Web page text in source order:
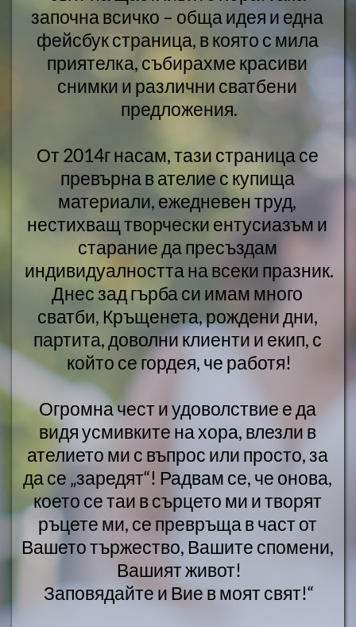
започна всичко – обща идея и една
фейсбук страница, в която с мила
приятелка, събирахме красиви
снимки и различни сватбени
предложения.
От 2014г насам, тази страница се
превърна в ателие с купища
материали, ежедневен труд,
нестихващ творчески ентусиазъм и
старание да пресъздам
индивидуалността на всеки празник.
Днес зад гърба си имам много
сватби, Кръщенета, рождени дни,
партита, доволни клиенти и екип, с
който се гордея, че работя!
Огромна чест и удоволствие е да
видя усмивките на хора, влезли в
ателието ми с въпрос или просто, за
да се „заредят“! Радвам се, че онова,
което се таи в сърцето ми и творят
ръцете ми, се превръща в част от
Вашето тържество, Вашите спомени,
Вашият живот!
Заповядайте и Вие в моят свят!“